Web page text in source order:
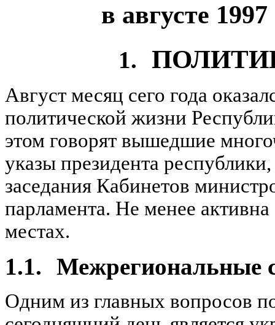
в августе 1997
1.
Август месяц сего года
политической жизни
этом говорят вышедшие
указы президента
заседания Кабинетов
парламента. Не менее
местах.
1.1. Межрегиональные
Одним из главных вопросов